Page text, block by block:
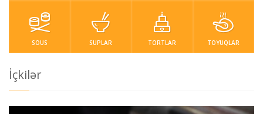
SOUS SUPLAR TORTLAR TOYUQLAR
İçkilər